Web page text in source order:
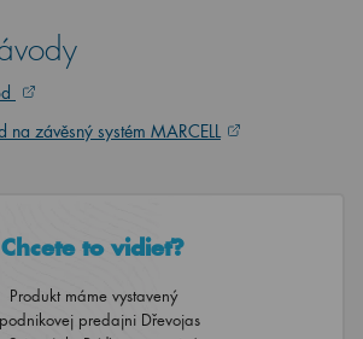
závěsný systém MARCELL
Chcete to vidieť?
Produkt máme vystavený
predajni Dřevojas